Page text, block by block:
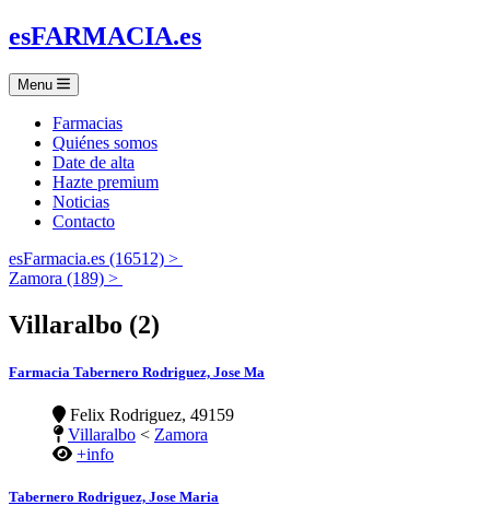
esFARMACIA.es
Menu
Farmacias
Quiénes somos
Date de alta
Hazte premium
Noticias
Contacto
esFarmacia.es (16512) >
Zamora (189) >
Villaralbo (2)
Farmacia Tabernero Rodriguez, Jose Ma
Felix Rodriguez, 49159
Villaralbo < Zamora
+info
Tabernero Rodriguez, Jose Maria